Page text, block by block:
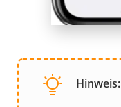
Hinweis: